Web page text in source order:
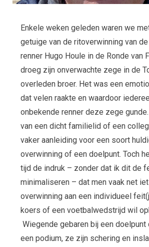
Enkele weken geleden waren we
getuige van de ritoverwinning van
renner Hugo Houle in de Ronde van
droeg zijn onverwachte zege in de
overleden broer. Het was een
dat velen raakte en waardoor
onbekende renner deze zege
van een dicht familielid of een
vaker aanleiding voor een soort
overwinning of een doelpunt. Toch
tijd de indruk – zonder dat ik dit de
minimaliseren – dat men vaak net
overwinning aan een individueel
koers of een voetbalwedstrijd wil
Wiegende gebaren bij een
een podium, ze zijn schering en